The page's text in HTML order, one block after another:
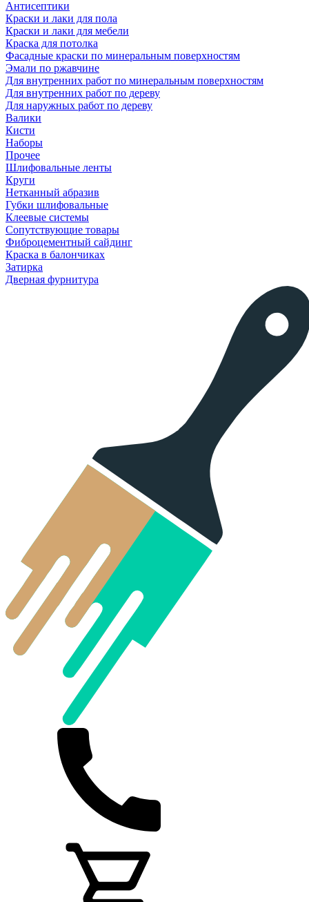
Антисептики
Краски и лаки для пола
Краски и лаки для мебели
Краска для потолка
Фасадные краски по минеральным поверхностям
Эмали по ржавчине
Для внутренних работ по минеральным поверхностям
Для внутренних работ по дереву
Для наружных работ по дереву
Валики
Кисти
Наборы
Прочее
Шлифовальные ленты
Круги
Нетканный абразив
Губки шлифовальные
Клеевые системы
Сопутствующие товары
Фиброцементный сайдинг
Краска в балончиках
Затирка
Дверная фурнитура